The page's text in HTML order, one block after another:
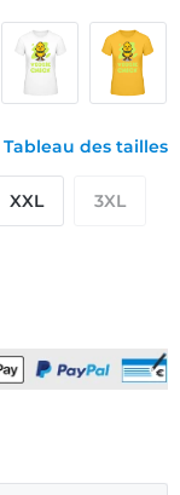
Tableau des tailles
XXL 3XL